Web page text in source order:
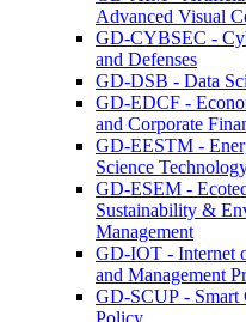
Advanced Visual
GD-CYBSEC -
and Defenses
GD-DSB - Data
GD-EDCF -
and Corporate
GD-EESTM -
Science
GD-ESEM -
Sustainability &
Management
GD-IOT - Internet
and Management
GD-SCUP - Smart
Policy